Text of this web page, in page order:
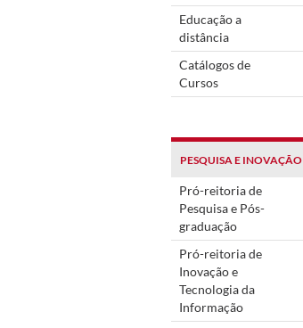
Educação a
distância
Catálogos de
Cursos
PESQUISA E INOVAÇÃO
Pró-reitoria de
Pesquisa e Pós-
graduação
Pró-reitoria de
Inovação e
Tecnologia da
Informação